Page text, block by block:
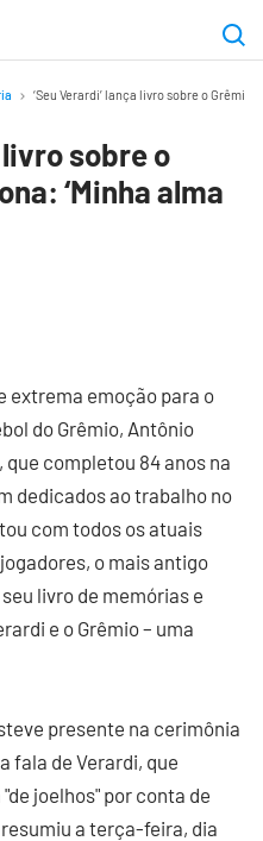
‘Seu Verardi’ lança livro sobre o Grêmio
livro sobre o
‘Minha alma
extrema emoção para o
do Grêmio, Antônio
que completou 84 anos na
dedicados ao trabalho no
com todos os atuais
o mais antigo
livro de memórias e
e o Grêmio – uma
presente na cerimônia
fala de Verardi, que
joelhos" por conta de
a terça-feira, dia